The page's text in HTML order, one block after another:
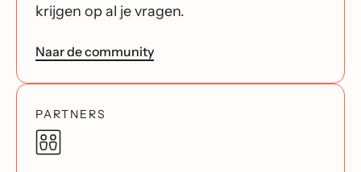
krijgen op al je vragen.
Naar de community
PARTNERS